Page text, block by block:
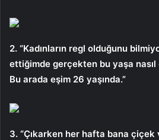
2. “Kadınların regl olduğunu
ettiğimde gerçekten bu yaşa nasıl
Bu arada eşim 26 yaşında.”
3. “Çıkarken her hafta bana